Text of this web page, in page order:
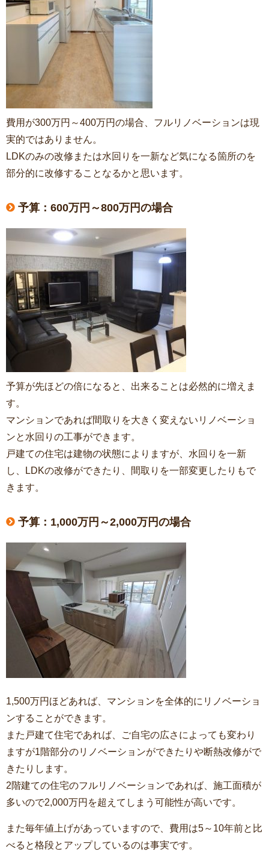
費用が300万円～400万円の場合、フルリノベーションは現
実的ではありません。
LDKのみの改修または水回りを一新など気になる箇所のを
部分的に改修することなるかと思います。
予算：600万円～800万円の場合
予算が先ほどの倍になると、出来ることは必然的に増えま
す。
マンションであれば間取りを大きく変えないリノベーショ
ンと水回りの工事ができます。
戸建ての住宅は建物の状態によりますが、水回りを一新
し、LDKの改修ができたり、間取りを一部変更したりもで
きます。
予算：1,000万円～2,000万円の場合
1,500万円ほどあれば、マンションを全体的にリノベーショ
ンすることができます。
また戸建て住宅であれば、ご自宅の広さによっても変わり
ますが1階部分のリノベーションができたりや断熱改修がで
きたりします。
2階建ての住宅のフルリノベーションであれば、施工面積が
多いので2,000万円を超えてしまう可能性が高いです。
また毎年値上げがあっていますので、費用は5～10年前と比
べると格段とアップしているのは事実です。